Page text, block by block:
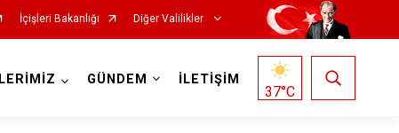
İçişleri Bakanlığı Diğer Valilikler
GÜNDEM İLETİŞİM
37°C